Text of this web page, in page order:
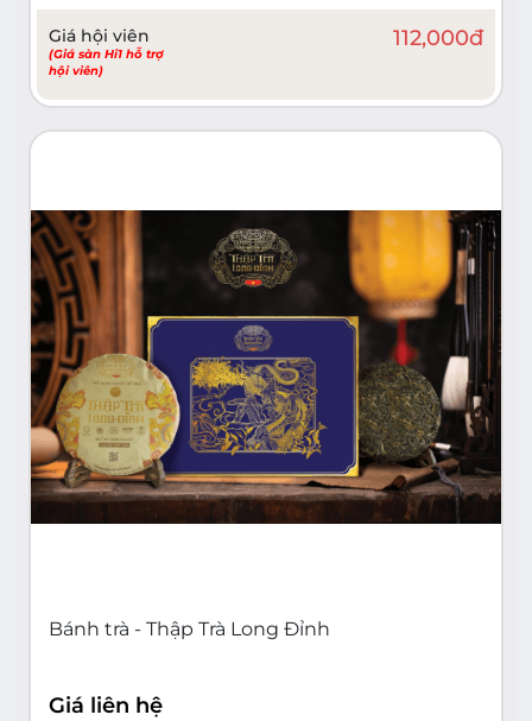
Giá hội viên
(Giá sàn Hi1 hỗ trợ
hội viên)
112,000đ
Bánh trà - Thập Trà Long Đỉnh
Giá liên hệ